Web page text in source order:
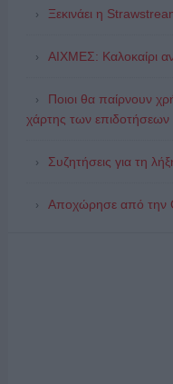
Ξεκινάει η
ΑΙΧΜΕΣ: Καλοκαίρι
Ποιοι θα παίρνουν
χάρτης των
Συζητήσεις για τη
Αποχώρησε από την